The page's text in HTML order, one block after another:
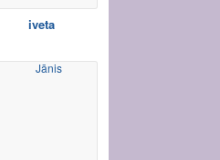
iveta